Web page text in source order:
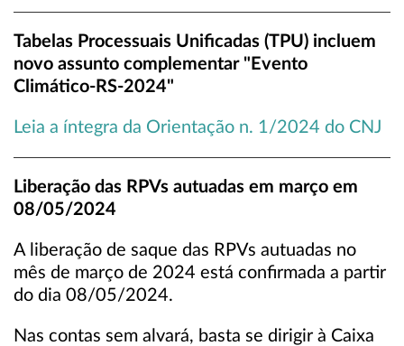
Tabelas Processuais Unificadas (TPU) incluem
novo assunto complementar "Evento
Climático-RS-2024"
Leia a íntegra da Orientação n. 1/2024 do CNJ
Liberação das RPVs autuadas em março em
08/05/2024
A liberação de saque das RPVs autuadas no
mês de março de 2024 está confirmada a partir
do dia 08/05/2024.
Nas contas sem alvará, basta se dirigir à Caixa